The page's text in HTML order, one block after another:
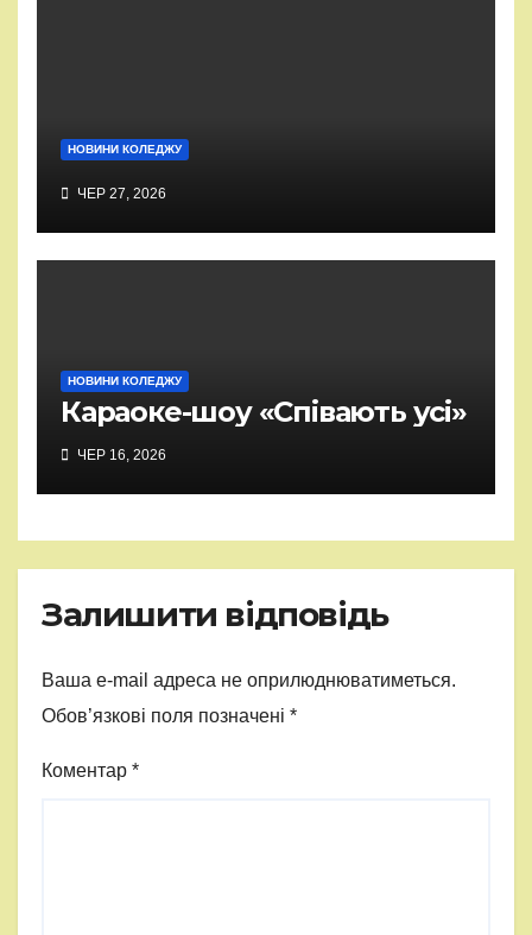
НОВИНИ КОЛЕДЖУ
ЧЕР 27, 2026
НОВИНИ КОЛЕДЖУ
Караоке-шоу «Співають усі»
ЧЕР 16, 2026
Залишити відповідь
Ваша e-mail адреса не оприлюднюватиметься.
Обов’язкові поля позначені *
Коментар *